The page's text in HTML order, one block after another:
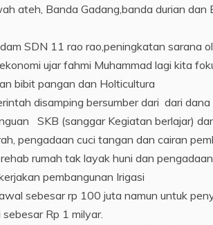
ateh, Banda Gadang,banda durian dan
SDN 11 rao rao,peningkatan sarana
ujar fahmi Muhammad lagi kita
bibit pangan dan Holticultura
disamping bersumber dari dari dana
SKB (sanggar Kegiatan berlajar)
pengadaan cuci tangan dan cairan
rumah tak layak huni dan
pembangunan Irigasi
sebesar rp 100 juta namun untuk
Rp 1 milyar.